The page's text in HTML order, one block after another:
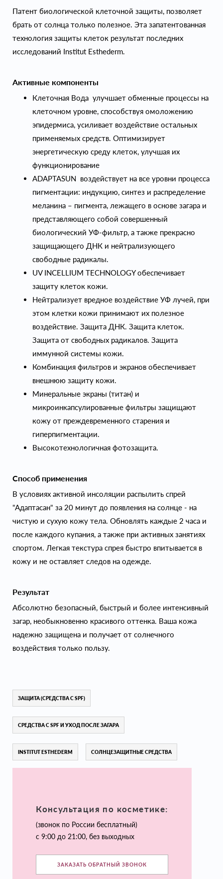
Патент биологической клеточной защиты, позволяет
брать от солнца только полезное. Эта запатентованная
технология защиты клеток результат последних
исследований Institut Esthederm.
Активные компоненты
Клеточная Вода улучшает обменные процессы на
клеточном уровне, способствуя омоложению
эпидермиса, усиливает воздействие остальных
применяемых средств. Оптимизирует
энергетическую среду клеток, улучшая их
функционирование
ADAPTASUN воздействует на все уровни процесса
пигментации: индукцию, синтез и распределение
меланина – пигмента, лежащего в основе загара и
представляющего собой совершенный
биологический УФ-фильтр, а также прекрасно
защищающего ДНК и нейтрализующего
свободные радикалы.
UV INCELLIUM TECHNOLOGY обеспечивает
защиту клеток кожи.
Нейтрализует вредное воздействие УФ лучей, при
этом клетки кожи принимают их полезное
воздействие. Защита ДНК. Защита клеток.
Защита от свободных радикалов. Защита
иммунной системы кожи.
Комбинация фильтров и экранов обеспечивает
внешнюю защиту кожи.
Минеральные экраны (титан) и
микроинкапсулированные фильтры защищают
кожу от преждевременного старения и
гиперпигментации.
Высокотехнологичная фотозащита.
Способ применения
В условиях активной инсоляции распылить спрей
"Адаптасан" за 20 минут до появления на солнце - на
чистую и сухую кожу тела. Обновлять каждые 2 часа и
после каждого купания, а также при активных занятиях
спортом. Легкая текстура спрея быстро впитывается в
кожу и не оставляет следов на одежде.
Результат
Абсолютно безопасный, быстрый и более интенсивный
загар, необыкновенно красивого оттенка. Ваша кожа
надежно защищена и получает от солнечного
воздействия только пользу.
ЗАЩИТА (СРЕДСТВА С SPF)
СРЕДСТВА С SPF И УХОД ПОСЛЕ ЗАГАРА
INSTITUT ESTHEDERM СОЛНЦЕЗАЩИТНЫЕ СРЕДСТВА
Консультация по косметике:
(звонок по России бесплатный)
с 9:00 до 21:00, без выходных
ЗАКАЗАТЬ ОБРАТНЫЙ ЗВОНОК